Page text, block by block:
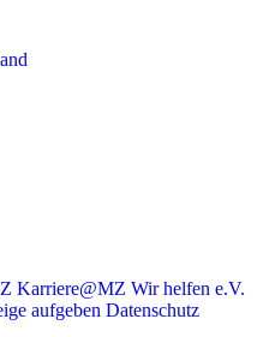
Karriere@MZ Wir helfen e.V.
aufgeben Datenschutz